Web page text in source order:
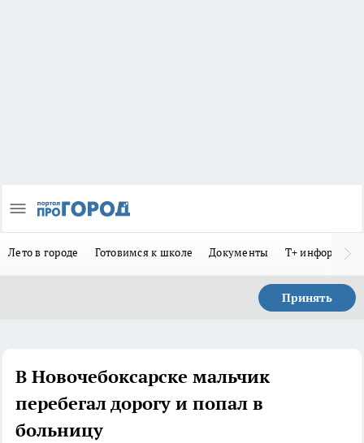
Лето в городе Готовимся к школе Документы Т+
Принять
В Новочебоксарске мальчик
перебегал дорогу и попал в
больницу